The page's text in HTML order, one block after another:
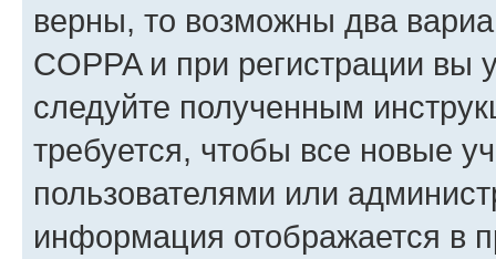
верны, то возможны два
COPPA и при регистрации вы
следуйте полученным
требуется, чтобы все новые
пользователями или
информация отображается в